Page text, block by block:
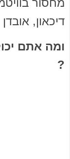
דיכאון, אובדן
ומה אתם
?